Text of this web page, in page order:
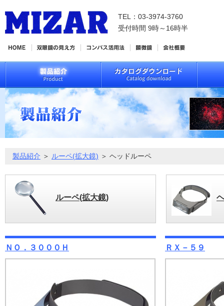
TEL：03-3974-3760
受付時間 9時～16時半
製品紹介 ＞ ルーペ(拡大鏡) ＞ ヘッドルーペ
ルーペ(拡大鏡)
ＮＯ．３０００Ｈ ＲＸ－５９